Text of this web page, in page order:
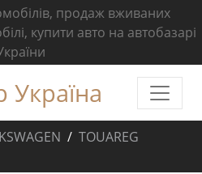
продаж вживаних
купити авто на автобазарі
Україна
TOUAREG